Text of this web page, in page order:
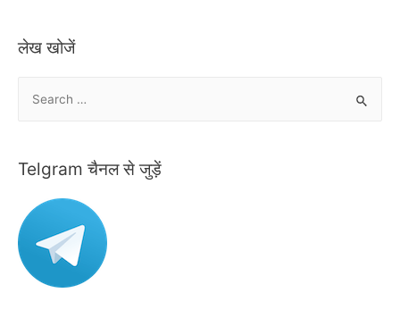
लेख खोजें
r
f
o
Telgram चैनल से जुड़ें